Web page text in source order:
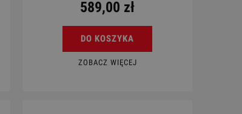
589,00 zł
DO KOSZYKA
ZOBACZ WIĘCEJ